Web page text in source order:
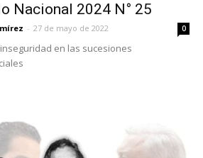
Nacional 2024 N° 25
- 27 de mayo de 2022 0
en las sucesiones